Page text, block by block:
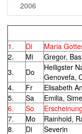
2006
1.
Di Maria
2.
Mi Gregor,
3.
Do
Heiligster
Genovefa,
4.
Fr Elisabeth
5.
Sa
Emilia,
6.
So
7.
Mo
Rainhold,
8.
Di
Severin